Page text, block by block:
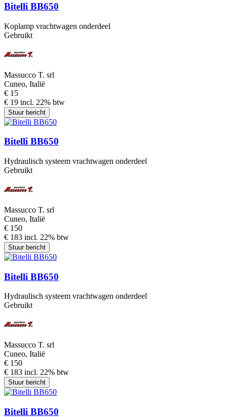
Bitelli BB650
Koplamp vrachtwagen onderdeel
Gebruikt
Massucco T. srl
Cuneo, Italië
€ 15
€ 19 incl. 22% btw
Stuur bericht
Bitelli BB650
Hydraulisch systeem vrachtwagen onderdeel
Gebruikt
Massucco T. srl
Cuneo, Italië
€ 150
€ 183 incl. 22% btw
Stuur bericht
Bitelli BB650
Hydraulisch systeem vrachtwagen onderdeel
Gebruikt
Massucco T. srl
Cuneo, Italië
€ 150
€ 183 incl. 22% btw
Stuur bericht
Bitelli BB650